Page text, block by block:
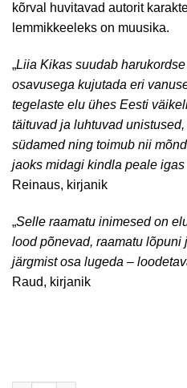
kõrval huvitavad autorit
lemmikkeeleks on muusika.
„Liia Kikas suudab
osavusega kujutada eri
tegelaste elu ühes Eesti
täituvad ja luhtuvad
südamed ning toimub nii
jaoks midagi kindla peale
Reinaus, kirjanik
„Selle raamatu inimesed on
lood põnevad, raamatu lõpuni
järgmist osa lugeda –
Raud, kirjanik